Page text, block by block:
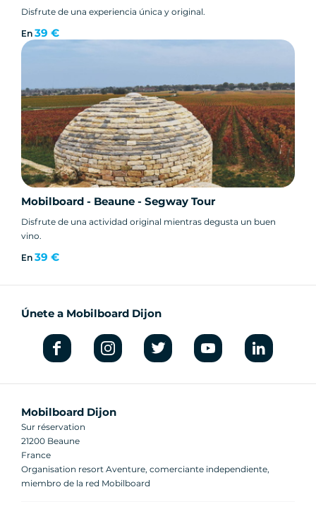
Disfrute de una experiencia única y original.
En 39 €
Mobilboard - Beaune - Segway Tour
Disfrute de una actividad original mientras degusta un buen
vino.
En 39 €
Únete a Mobilboard Dijon
Mobilboard Dijon
Sur réservation
21200 Beaune
France
Organisation resort Aventure, comerciante independiente,
miembro de la red Mobilboard